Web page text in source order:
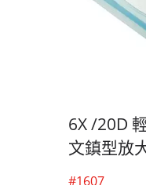
6X /20D
文鎮型放
#1607